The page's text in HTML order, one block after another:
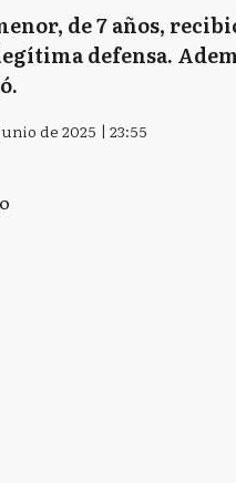
de 7 años,
defensa.
de 2025 | 23:55